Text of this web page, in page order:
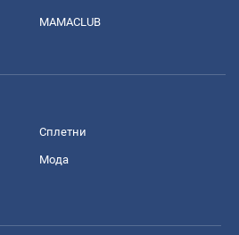
MAMACLUB
Сплетни
Мода